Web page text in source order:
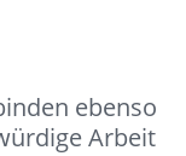
ebenso
Arbeit